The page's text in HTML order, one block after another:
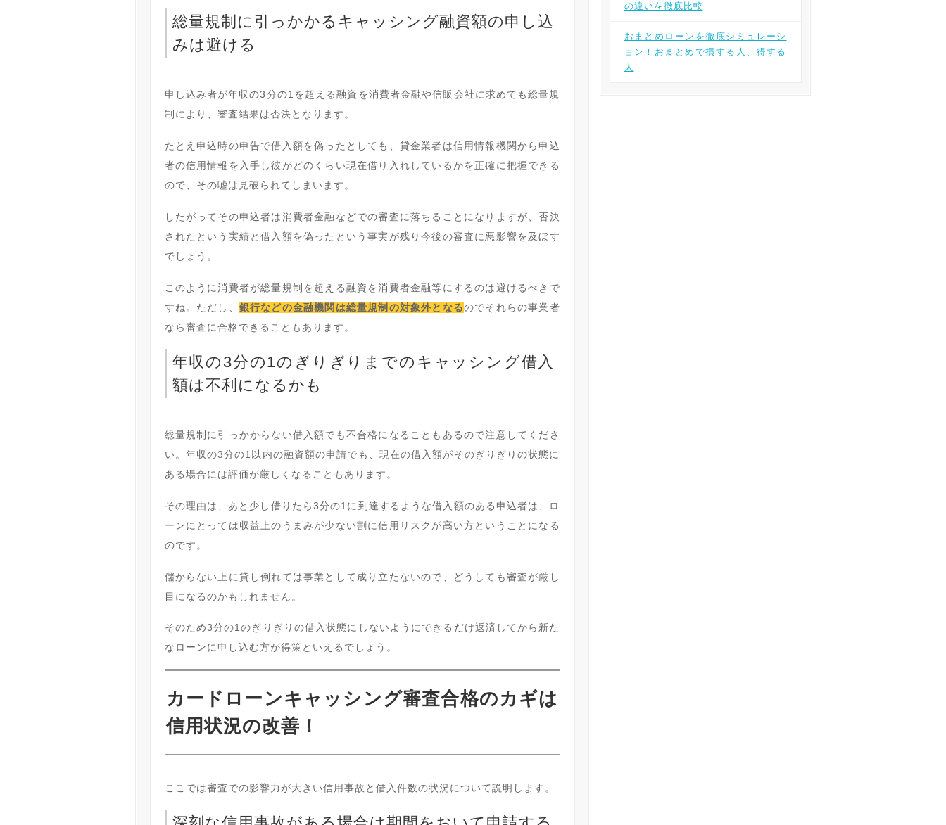
総量規制に引っかかるキャッシング融資額の申し込
みは避ける
申し込み者が年収の3分の1を超える融資を消費者金融や信販会社に求めても総量規
制により、審査結果は否決となります。
たとえ申込時の申告で借入額を偽ったとしても、貸金業者は信用情報機関から申込
者の信用情報を入手し彼がどのくらい現在借り入れしているかを正確に把握できる
ので、その嘘は見破られてしまいます。
したがってその申込者は消費者金融などでの審査に落ちることになりますが、否決
されたという実績と借入額を偽ったという事実が残り今後の審査に悪影響を及ぼす
でしょう。
このように消費者が総量規制を超える融資を消費者金融等にするのは避けるべきで
すね。ただし、 銀行などの金融機関は総量規制の対象外となるのでそれらの事業者
なら審査に合格できることもあります。
年収の3分の1のぎりぎりまでのキャッシング借入
額は不利になるかも
総量規制に引っかからない借入額でも不合格になることもあるので注意してくださ
い。年収の3分の1以内の融資額の申請でも、現在の借入額がそのぎりぎりの状態に
ある場合には評価が厳しくなることもあります。
その理由は、あと少し借りたら3分の1に到達するような借入額のある申込者は、ロ
ーンにとっては収益上のうまみが少ない割に信用リスクが高い方ということになる
のです。
儲からない上に貸し倒れては事業として成り立たないので、どうしても審査が厳し
目になるのかもしれません。
そのため3分の1のぎりぎりの借入状態にしないようにできるだけ返済してから新た
なローンに申し込む方が得策といえるでしょう。
カードローンキャッシング審査合格のカギは
信用状況の改善！
ここでは審査での影響力が大きい信用事故と借入件数の状況について説明します。
の違いを徹底比較
おまとめローンを徹底シミュレーシ
ョン！おまとめで損する人、得する
人